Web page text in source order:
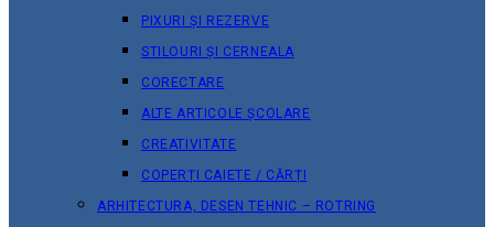
PIXURI ȘI REZERVE
STILOURI ȘI CERNEALA
CORECTARE
ALTE ARTICOLE ȘCOLARE
CREATIVITATE
COPERȚI CAIETE / CĂRȚI
ARHITECTURA, DESEN TEHNIC – ROTRING